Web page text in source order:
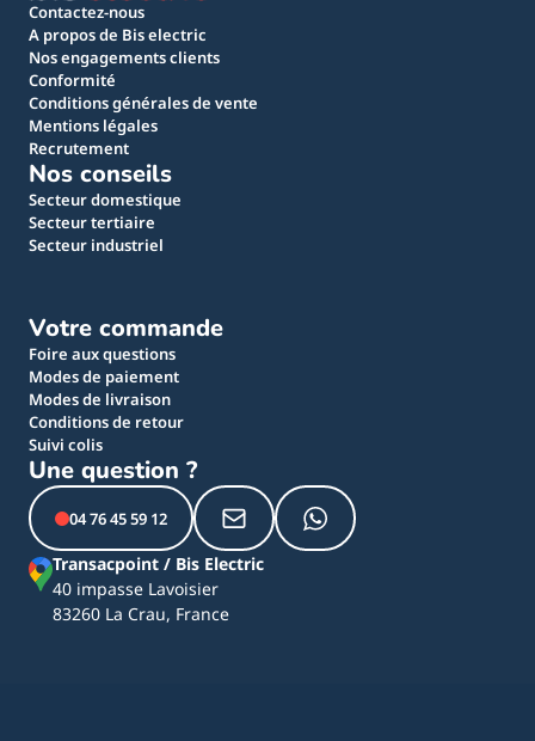
Contactez-nous
A propos de Bis electric
Nos engagements clients
Conformité
Conditions générales de vente
Mentions légales
Recrutement
Nos conseils
Secteur domestique
Secteur tertiaire
Secteur industriel
Votre commande
Foire aux questions
Modes de paiement
Modes de livraison
Conditions de retour
Suivi colis
Une question ?
04 76 45 59 12
Transacpoint / Bis Electric
40 impasse Lavoisier
83260 La Crau, France